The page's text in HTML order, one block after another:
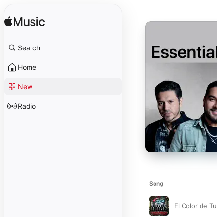
Search
Home
New
Radio
Song
El Color de